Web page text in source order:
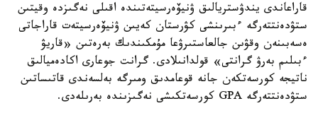
قاراعاندى يندۋستريالىق ۋنيۆەرسيتەتىندە اقىلى نەگىزدە وقيتىن
ستۋدەنتتەرگە ءبىرىنشى كۋرستان كەيىن ۋنيۆەرسيتەت قاراجاتى
ەسەبىنەن وقۋىن جالعاستىرۋعا مۇمكىندىك بەرەتىن «قاريۋ
ءبىلىم بەرۋ گرانتى» قولدانىلادى. گرانت جوعارى اكادەميالىق
ناتيجە كورسەتكەن جانە قوعامدىق ومىرگە بەلسەندى قاتىساتىن
ستۋدەنتتەرگە GPA كورسەتكىشى نەگىزىندە بەرىلەدى.